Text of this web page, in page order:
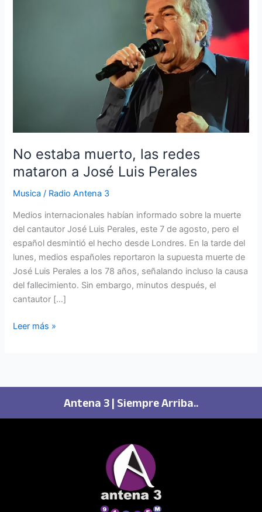
No estaba muerto, las redes
mataron a José Luis Perales
Musica / Radio Antena 3
Medios internacionales habían informado sobre la muerte
del cantautor José Luis Perales, este 7 de agosto, pero el
español desmintió el hecho desde Londres. En la tarde del
lunes, medios españoles reportaron la supuesta muerte de
José Luis Perales a los 78 años, señalando incluso la causa
del fallecimiento. Sin embargo, minutos después, el
cantautor […]
Leer más »
Antena 3 | Siempre Arriba..